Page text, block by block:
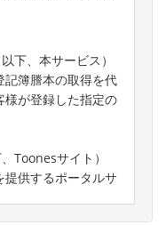
下、本サービス）
記簿謄本の取得を代
様が登録した指定の
Toonesサイト）
提供するポータルサ